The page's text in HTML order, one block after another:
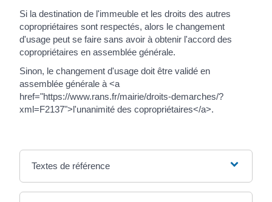
Si la destination de l'immeuble et les droits des autres
copropriétaires sont respectés, alors le changement
d'usage peut se faire sans avoir à obtenir l'accord des
copropriétaires en assemblée générale.
Sinon, le changement d'usage doit être validé en
assemblée générale à <a
href="https://www.rans.fr/mairie/droits-demarches/?
xml=F2137">l'unanimité des copropriétaires</a>.
Textes de référence